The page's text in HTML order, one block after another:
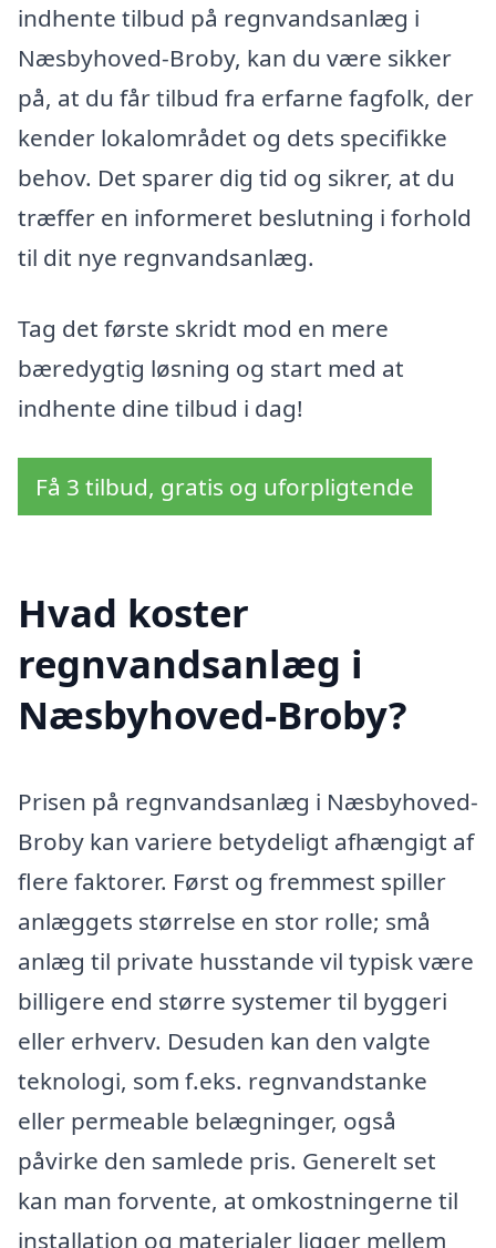
indhente tilbud på regnvandsanlæg i
Næsbyhoved-Broby, kan du være sikker
på, at du får tilbud fra erfarne fagfolk, der
kender lokalområdet og dets specifikke
behov. Det sparer dig tid og sikrer, at du
træffer en informeret beslutning i forhold
til dit nye regnvandsanlæg.
Tag det første skridt mod en mere
bæredygtig løsning og start med at
indhente dine tilbud i dag!
Få 3 tilbud, gratis og uforpligtende
Hvad koster
regnvandsanlæg i
Næsbyhoved-Broby?
Prisen på regnvandsanlæg i Næsbyhoved-
Broby kan variere betydeligt afhængigt af
flere faktorer. Først og fremmest spiller
anlæggets størrelse en stor rolle; små
anlæg til private husstande vil typisk være
billigere end større systemer til byggeri
eller erhverv. Desuden kan den valgte
teknologi, som f.eks. regnvandstanke
eller permeable belægninger, også
påvirke den samlede pris. Generelt set
kan man forvente, at omkostningerne til
installation og materialer ligger mellem